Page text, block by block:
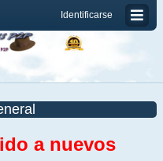
Identificarse
a nuevos